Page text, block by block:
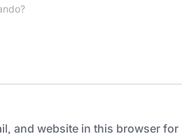
and website in this browser for